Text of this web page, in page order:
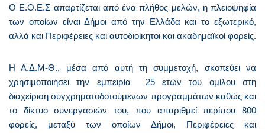
Ο Ε.Ο.Ε.Σ απαρτίζεται από ένα πλήθος μελών, η πλειοψηφία
των οποίων είναι Δήμοι από την Ελλάδα και το εξωτερικό,
αλλά και Περιφέρειες και αυτοδιοίκητοι και ακαδημαϊκοί φορείς.
Η Α.Δ.Μ-Θ., μέσα από αυτή τη συμμετοχή, σκοπεύει να
χρησιμοποιήσει την εμπειρία
25 ετών του ομίλου στη
διαχείριση συγχρηματοδοτούμενων προγραμμάτων καθώς και
το δίκτυο συνεργασιών του, που απαριθμεί περίπου 800
φορείς, μεταξύ των οποίων Δήμοι, Περιφέρειες και